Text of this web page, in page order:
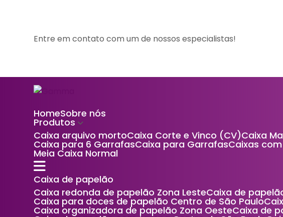
Entre em contato com um de nossos especialistas!
Home Sobre nós
Produtos
Caixa arquivo morto
Caixa Corte e Vinco (CV) Caixa
Caixa para 6 Garrafas Caixa para Garrafas Caixas
Meia Caixa Normal
Caixa de papelão
Caixa redonda de papelão Zona Leste
Caixa de
Caixa para doces de papelão Centro de São Paulo
Caixa organizadora de papelão Zona Oeste Caixa de